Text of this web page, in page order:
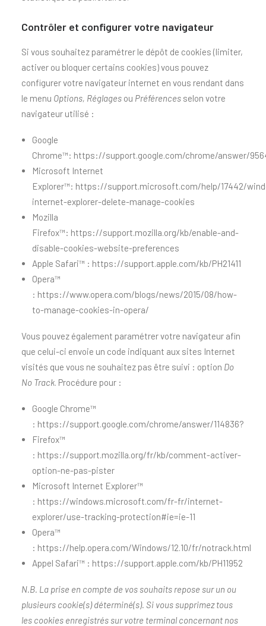
Contrôler et configurer votre navigateur
Si vous souhaitez paramétrer le dépôt de cookies (limiter,
activer ou bloquer certains cookies) vous pouvez
configurer votre navigateur internet en vous rendant dans
le menu Options, Réglages ou Préférences selon votre
navigateur utilisé :
Google
Chrome™: https://support.google.com/chrome/answer/
Microsoft Internet
Explorer™: https://support.microsoft.com/help/17442/
internet-explorer-delete-manage-cookies
Mozilla
Firefox™: https://support.mozilla.org/kb/enable-and-
disable-cookies-website-preferences
Apple Safari™ : https://support.apple.com/kb/PH21411
Opera™
: https://www.opera.com/blogs/news/2015/08/how-
to-manage-cookies-in-opera/
Vous pouvez également paramétrer votre navigateur afin
que celui-ci envoie un code indiquant aux sites Internet
visités que vous ne souhaitez pas être suivi : option Do
No Track. Procédure pour :
Google Chrome™
: https://support.google.com/chrome/answer/114836?
Firefox™
: https://support.mozilla.org/fr/kb/comment-activer-
option-ne-pas-pister
Microsoft Internet Explorer™
: https://windows.microsoft.com/fr-fr/internet-
explorer/use-tracking-protection#ie=ie-11
Opera™
: https://help.opera.com/Windows/12.10/fr/notrack.html
Appel Safari™ : https://support.apple.com/kb/PH11952
N.B. La prise en compte de vos souhaits repose sur un ou
plusieurs cookie(s) déterminé(s). Si vous supprimez tous
les cookies enregistrés sur votre terminal concernant nos